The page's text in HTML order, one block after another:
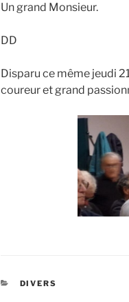
Un grand Monsieur.
DD
Disparu ce même jeudi
coureur et grand
CATÉGORIES
DIVERS